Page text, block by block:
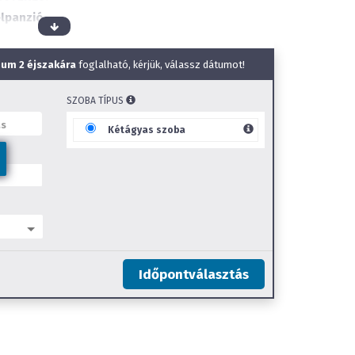
2 éjszakára foglalható, kérjük, válassz dátumot!
SZOBA TÍPUS
Kétágyas szoba
Időpontválasztás